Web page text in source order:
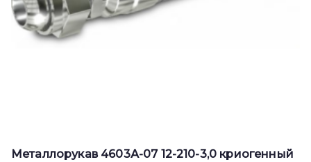
Металлорукав 4603А-07 12-210-3,0 криогенный